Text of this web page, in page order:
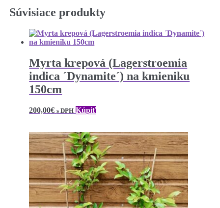
Súvisiace produkty
Myrta krepová (Lagerstroemia
indica ´Dynamite´) na kmieniku
150cm
200,00€ s DPH Kúpiť